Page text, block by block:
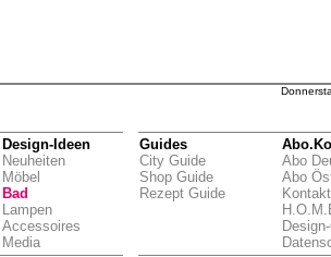
Design-Ideen
Neuheiten
Möbel
Bad
Lampen
Accessoires
Media
Guides
City Guide
Shop Guide
Rezept Guide
Abo
Abo